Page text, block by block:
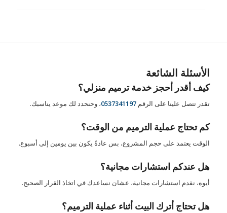
الأسئلة الشائعة
كيف أقدر أحجز خدمة ترميم منزلي؟
تقدر تتصل علينا على الرقم 0537341197، وحنحدد لك موعد يناسبك.
كم تحتاج عملية الترميم من الوقت؟
الوقت يعتمد على حجم المشروع، بس عادةً يكون بين يومين إلى أسبوع.
هل عندكم استشارات مجانية؟
أيوه، نقدم استشارات مجانية، عشان نساعدك في اتخاذ القرار الصحيح.
هل تحتاج أترك البيت أثناء عملية الترميم؟